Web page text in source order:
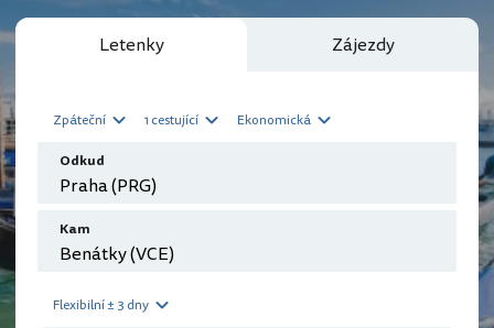
Letenky Zájezdy
Zpáteční 1 cestující Ekonomická
Odkud
Kam
Flexibilní ± 3 dny